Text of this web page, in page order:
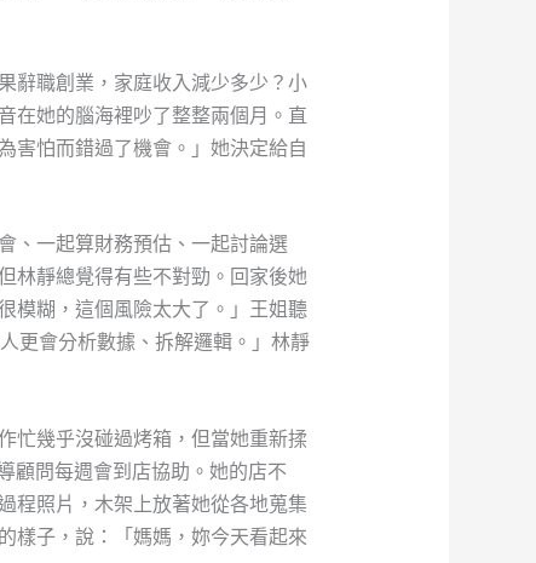
辭職創業，家庭收入減少多少？小
在她的腦海裡吵了整整兩個月。直
害怕而錯過了機會。」她決定給自
、一起算財務預估、一起討論選
林靜總覺得有些不對勁。回家後她
模糊，這個風險太大了。」王姐聽
更會分析數據、拆解邏輯。」林靜
忙幾乎沒碰過烤箱，但當她重新揉
顧問每週會到店協助。她的店不
程照片，木架上放著她從各地蒐集
樣子，說：「媽媽，妳今天看起來